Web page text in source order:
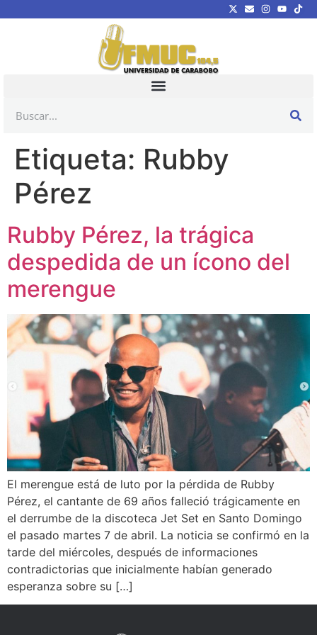
Etiqueta: Rubby
Pérez
Rubby Pérez, la trágica
despedida de un ícono del
merengue
El merengue está de luto por la pérdida de Rubby
Pérez, el cantante de 69 años falleció trágicamente en
el derrumbe de la discoteca Jet Set en Santo Domingo
el pasado martes 7 de abril. La noticia se confirmó en la
tarde del miércoles, después de informaciones
contradictorias que inicialmente habían generado
esperanza sobre su […]